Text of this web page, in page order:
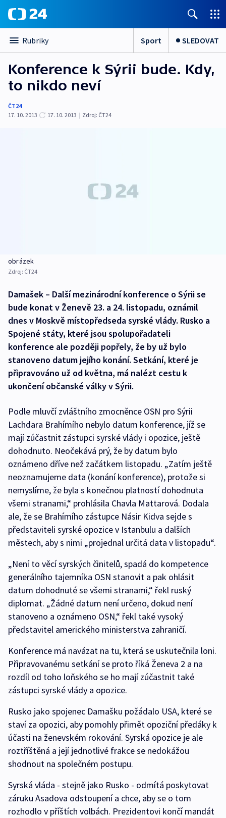
Rubriky Sport SLEDOVAT
Konference k Sýrii bude. Kdy,
to nikdo neví
ČT24
17. 10. 2013
17. 10. 2013 | Zdroj: ČT24
obrázek
Zdroj: ČT24
Damašek – Další mezinárodní konference o Sýrii se
bude konat v Ženevě 23. a 24. listopadu, oznámil
dnes v Moskvě místopředseda syrské vlády. Rusko a
Spojené státy, které jsou spolupořadateli
konference ale později popřely, že by už bylo
stanoveno datum jejího konání. Setkání, které je
připravováno už od května, má nalézt cestu k
ukončení občanské války v Sýrii.
Podle mluvčí zvláštního zmocněnce OSN pro Sýrii
Lachdara Brahímího nebylo datum konference, jíž se
mají zúčastnit zástupci syrské vlády i opozice, ještě
dohodnuto. Neočekává prý, že by datum bylo
oznámeno dříve než začátkem listopadu. „Zatím ještě
neoznamujeme data (konání konference), protože si
nemyslíme, že byla s konečnou platností dohodnuta
všemi stranami,“ prohlásila Chavla Mattarová. Dodala
ale, že se Brahímího zástupce Násir Kidva sejde s
představiteli syrské opozice v Istanbulu a dalších
městech, aby s nimi „projednal určitá data v listopadu“.
„Není to věcí syrských činitelů, spadá do kompetence
generálního tajemníka OSN stanovit a pak ohlásit
datum dohodnuté se všemi stranami,“ řekl ruský
diplomat. „Žádné datum není určeno, dokud není
stanoveno a oznámeno OSN,“ řekl také vysoký
představitel amerického ministerstva zahraničí.
Konference má navázat na tu, která se uskutečnila loni.
Připravovanému setkání se proto říká Ženeva 2 a na
rozdíl od toho loňského se ho mají zúčastnit také
zástupci syrské vlády a opozice.
Rusko jako spojenec Damašku požádalo USA, které se
staví za opozici, aby pomohly přimět opoziční předáky k
účasti na ženevském rokování. Syrská opozice je ale
roztříštěná a její jednotlivé frakce se nedokážou
shodnout na společném postupu.
Syrská vláda - stejně jako Rusko - odmítá poskytovat
záruku Asadova odstoupení a chce, aby se o tom
rozhodlo v příštích volbách. Prezidentovi končí mandát